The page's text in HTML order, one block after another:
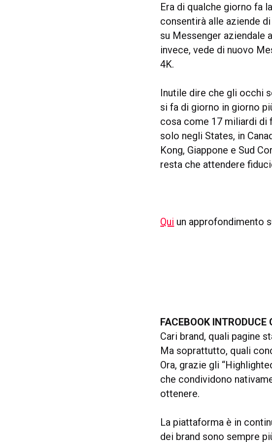
Era di qualche giorno fa
consentirà alle aziende
su Messenger aziendale
invece, vede di nuovo
4K.
Inutile dire che gli occhi
si fa di giorno in giorno
cosa come 17 miliardi di
solo negli States, in
Kong, Giappone e Sud
resta che attendere
Qui un approfondimento
FACEBOOK INTRODUCE
Cari brand, quali pagine
Ma soprattutto, quali
Ora, grazie gli
che condividono
ottenere.
La piattaforma è in
dei brand sono sempre